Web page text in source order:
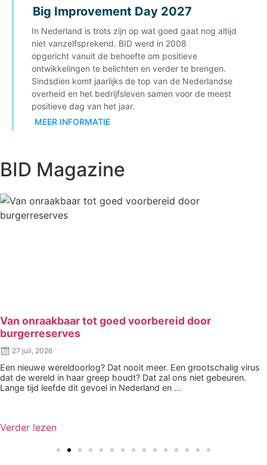
Big Improvement Day 2027
In Nederland is trots zijn op wat goed gaat nog altijd
niet vanzelfsprekend. BID werd in 2008
opgericht vanuit de behoefte om positieve
ontwikkelingen te belichten en verder te brengen.
Sindsdien komt jaarlijks de top van de Nederlandse
overheid en het bedrijfsleven samen voor de meest
positieve dag van het jaar.
MEER INFORMATIE
BID Magazine
Van onraakbaar tot goed voorbereid door
burgerreserves
27 juli, 2026
Een nieuwe wereldoorlog? Dat nooit meer. Een grootschalig virus
dat de wereld in haar greep houdt? Dat zal ons niet gebeuren.
Lange tijd leefde dit gevoel in Nederland en ...
Verder lezen